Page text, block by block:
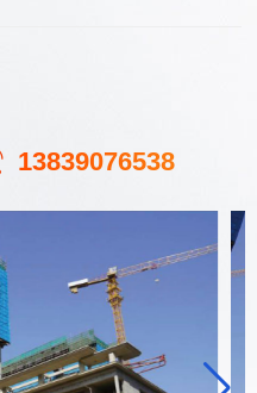
13839076538